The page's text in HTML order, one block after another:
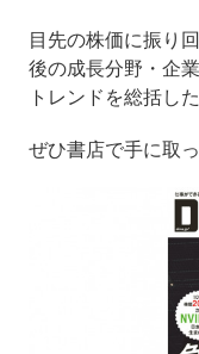
目先の株価に振り
後の成長分野・企
トレンドを総括し
ぜひ書店で手に取